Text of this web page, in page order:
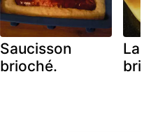
Saucisson
brioché.
La